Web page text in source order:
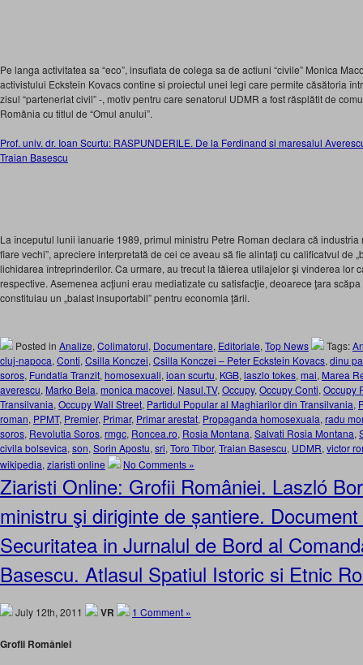
Pe langa activitatea sa “eco”, insuflata de colega sa de actiuni “civile” Monica
activistului Eckstein Kovacs contine si proiectul unei legi care permite căsătoria
zisul “parteneriat civil” -, motiv pentru care senatorul UDMR a fost răsplătit de
România cu titlul de “Omul anului”.
Prof. univ. dr. Ioan Scurtu: RASPUNDERILE. De la Ferdinand si maresalul
Traian Basescu
La începutul lunii ianuarie 1989, primul ministru Petre Roman declara că industria
fiare vechi”, apreciere interpretată de cei ce aveau să fie alintaţi cu calificatvul de
lichidarea întreprinderilor. Ca urmare, au trecut la tăierea utilajelor şi vinderea lor
respective. Asemenea acţiuni erau mediatizate cu satisfacţie, deoarece ţara scăpa
constituiau un „balast insuportabil” pentru economia ţării.
Posted in Analize, Colimatorul, Documentare, Editoriale, Top News Tags:
cluj-napoca, Conti, Csilla Konczei, Csilla Konczei – Peter Eckstein Kovacs, dinu
soros, Fundatia Tranzit, homosexuali, ioan scurtu, KGB, laszlo tokes, mai, Marea
averescu, Marko Bela, monica macovei, Nasul.TV, Occupy, Occupy Conti, Occupy
Transilvania, Occupy Wall Street, Partidul Popular al Maghiarilor din Transilvania,
roman, PPMT, Premier, Primar, Primar arestat, Propaganda homosexuala, radu
soros, Revolutia Soros, rmgc, Roncea.ro, Rosia Montana, Salvati Rosia Montana,
civila bolsevica, son, Sorin Apostu, sri, Toro Tibor, Traian Basescu, UDMR, victor
wikipedia, ziaristi online No Comments »
Ziaristi Online: Grofii României. Laszló
ministru şi diriginte de șantiere.
Securitatea in Jurnalul de Bord al
Basescu. Atlasul Spatiul Istoric si Etnic
July 12th, 2011 VR 1 Comment »
Grofii României